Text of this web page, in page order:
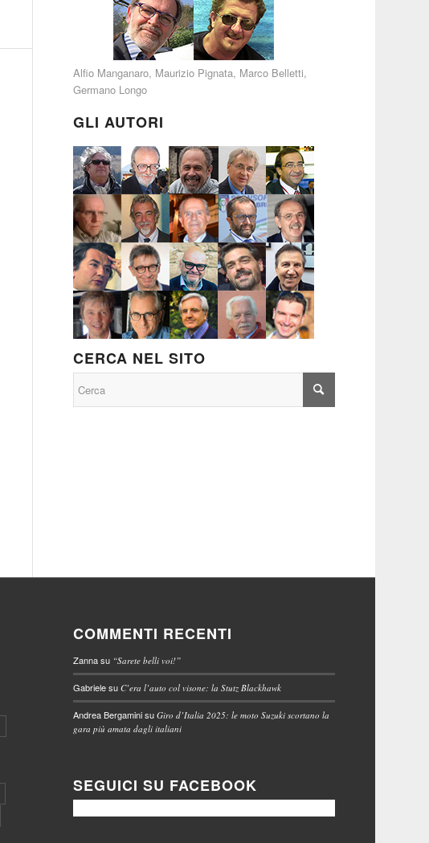
Alfio Manganaro, Maurizio Pignata, Marco Belletti,
Germano Longo
GLI AUTORI
CERCA NEL SITO
COMMENTI RECENTI
Zannasu “Sarete belli voi!”
GabrielesuC’era l’auto col visone: la Stutz Blackhawk
Andrea BergaminisuGiro d’Italia 2025: le moto Suzuki scortano la
gara più amata dagli italiani
SEGUICI SU FACEBOOK